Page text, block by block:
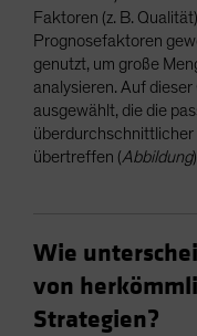
Faktoren (z. B.
Prognosefaktoren
genutzt, um große
analysieren. Auf
ausgewählt, die die
überdurchschnittlicher
übertreffen (Abbildung
Wie
von
Strategien?